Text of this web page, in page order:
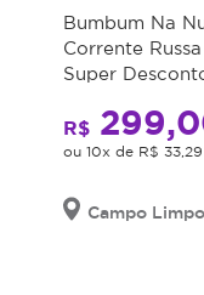
Bumbum Na
Corrente
Super
R$
ou 10x de R$
Campo Limpo